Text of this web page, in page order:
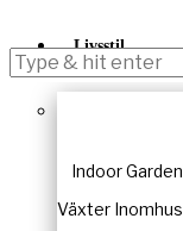
Livsstil
Indoor
Växter Inomhus